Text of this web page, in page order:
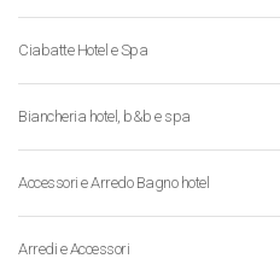
Ciabatte Hotel e Spa
Biancheria hotel, b&b e spa
Accessori e Arredo Bagno hotel
Arredi e Accessori